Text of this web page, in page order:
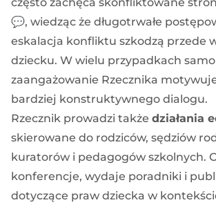
💬, wiedząc że długotrwałe
eskalacja konfliktu szkodzą przede
dziecku. W wielu przypadkach samo
zaangażowanie Rzecznika
bardziej konstruktywnego dialogu.
Rzecznik prowadzi także działania
skierowane do rodziców, sędziów
kuratorów i pedagogów szkolnych.
konferencje, wydaje poradniki i
dotyczące praw dziecka w